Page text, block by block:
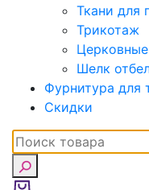
Ткани для
Трикотаж
Церковные
Шелк
Фурнитура для
Скидки